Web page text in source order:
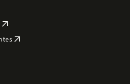
arrow_outward
arrow_outward